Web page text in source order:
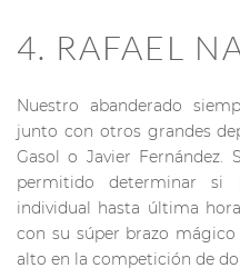
4. RAFAEL
Nuestro abanderado
junto con otros grandes
Gasol o Javier
permitido determinar si
individual hasta última
con su súper brazo
alto en la competición de